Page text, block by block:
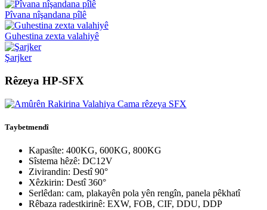
Pîvana nîşandana pîlê
Guhestina zexta valahiyê
Şarjker
Rêzeya HP-SFX
Taybetmendî
Kapasîte: 400KG, 600KG, 800KG
Sîstema hêzê: DC12V
Zivirandin: Destî 90°
Xêzkirin: Destî 360°
Serlêdan: cam, plakayên pola yên rengîn, panela pêkhatî
Rêbaza radestkirinê: EXW, FOB, CIF, DDU, DDP